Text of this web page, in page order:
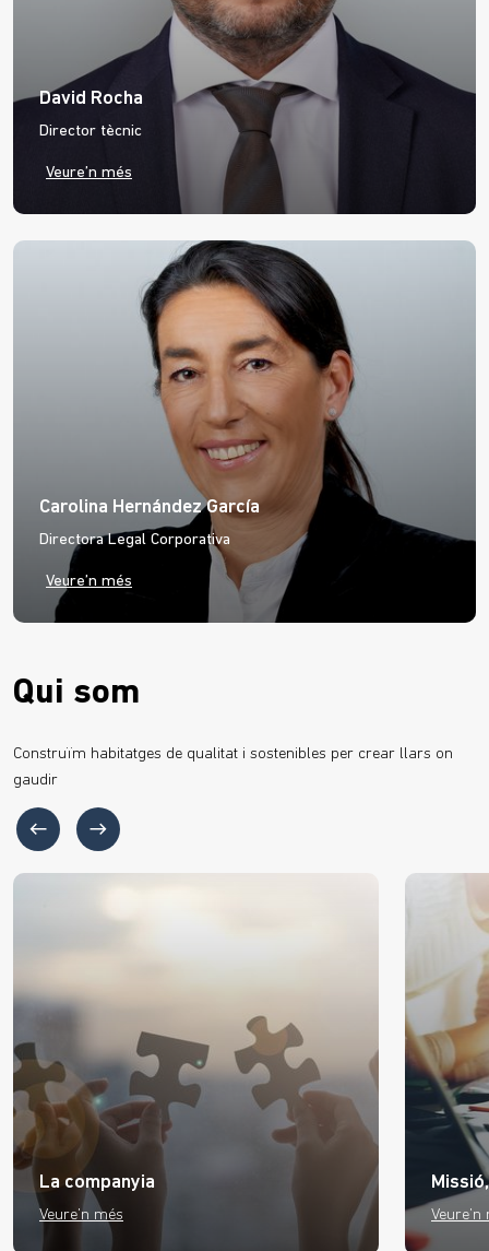
David Rocha
Director tècnic
Veure’n més
Carolina Hernández García
Directora Legal Corporativa
Veure’n més
Qui som
Construïm habitatges de qualitat i sostenibles per crear llars on
gaudir
La companyia
Veure’n més Veure’n